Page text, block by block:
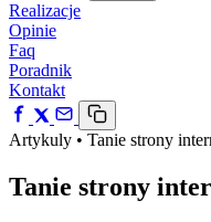
Realizacje
Opinie
Faq
Poradnik
Kontakt
Artykuly • Tanie strony
Tanie strony